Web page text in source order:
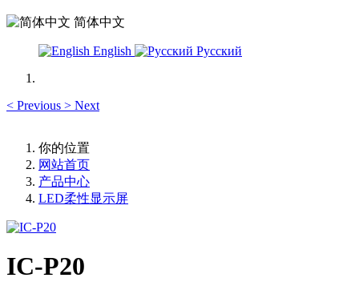
简体中文
English Русский
< Previous > Next
你的位置
网站首页
产品中心
LED柔性显示屏
IC-P20